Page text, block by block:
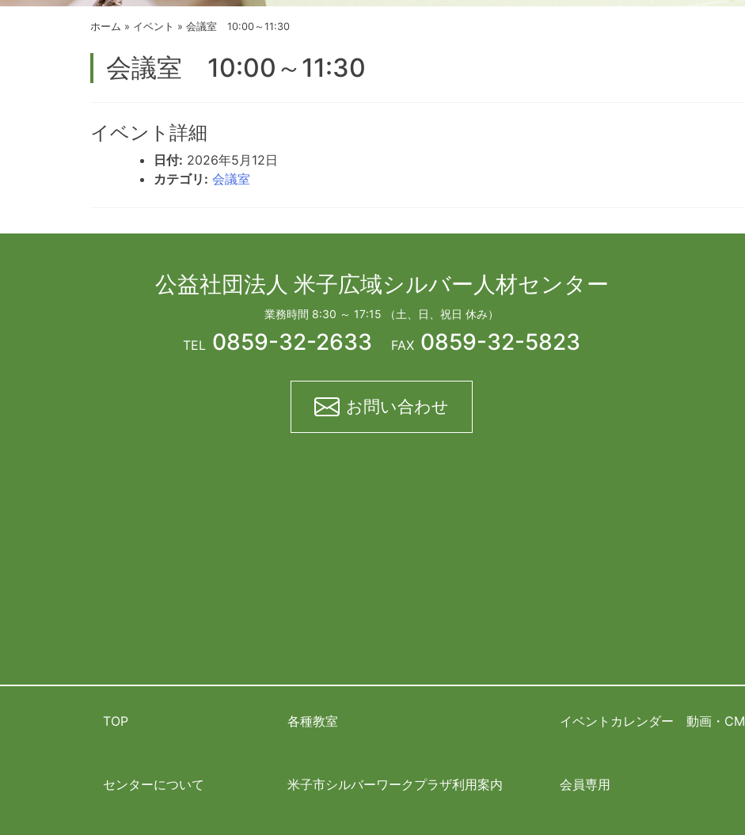
ホーム » イベント » 会議室 10:00～11:30
会議室 10:00～11:30
イベント詳細
日付: 2026年5月12日
カテゴリ: 会議室
公益社団法人 米子広域シルバー人材センター
業務時間 8:30 ～ 17:15 （土、日、祝日 休み）
TEL 0859-32-2633 FAX 0859-32-5823
お問い合わせ
TOP
センターについて
各種教室
米子市シルバーワークプラザ利用案内
イベントカレンダー 動画・CM
会員専用